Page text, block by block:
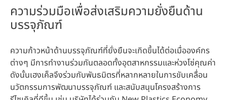
ความร่วมมือเพื่อส่งเสริมความยั่งยืนด้าน
บรรจุภัณฑ์
ความก้าวหน้าด้านบรรจุภัณฑ์ที่ยั่งยืนจะเกิดขึ้นได้ต่อเมื่อองค์กร
ต่างๆ มีการทำงานร่วมกันตลอดทั้งอุตสาหกรรมและห่วงโซ่คุณค่า
ดังนั้นเฮงเค็ลจึงร่วมกับพันธมิตรที่หลากหลายในการขับเคลื่อน
นวัตกรรมการพัฒนาบรรจุภัณฑ์ และสนับสนุนโครงสร้างการ